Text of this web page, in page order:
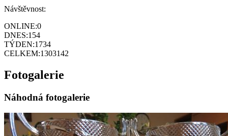
Návštěvnost:
ONLINE:0
DNES:154
TÝDEN:1734
CELKEM:1303142
Fotogalerie
Náhodná fotogalerie